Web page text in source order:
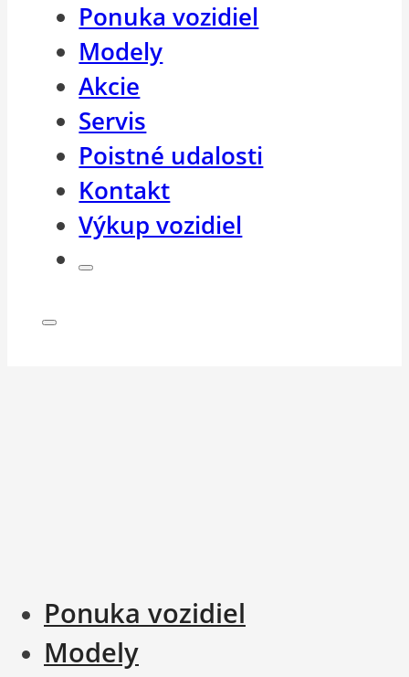
Ponuka vozidiel
Modely
Akcie
Servis
Poistné udalosti
Kontakt
Výkup vozidiel
Ponuka vozidiel
Modely